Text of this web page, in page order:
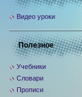
Видео уроки
Полезное
Учебники
Словари
Прописи